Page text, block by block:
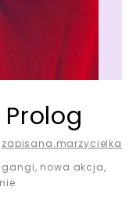
2020
zapisana.marzycielka
gangi, nowa akcja,